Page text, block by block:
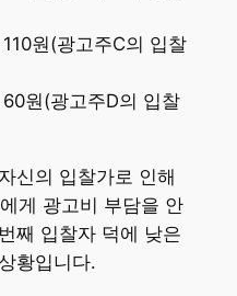
원(광고주C의 입찰
원(광고주D의 입찰
신의 입찰가로 인해
게 광고비 부담을 안
째 입찰자 덕에 낮은
황입니다.